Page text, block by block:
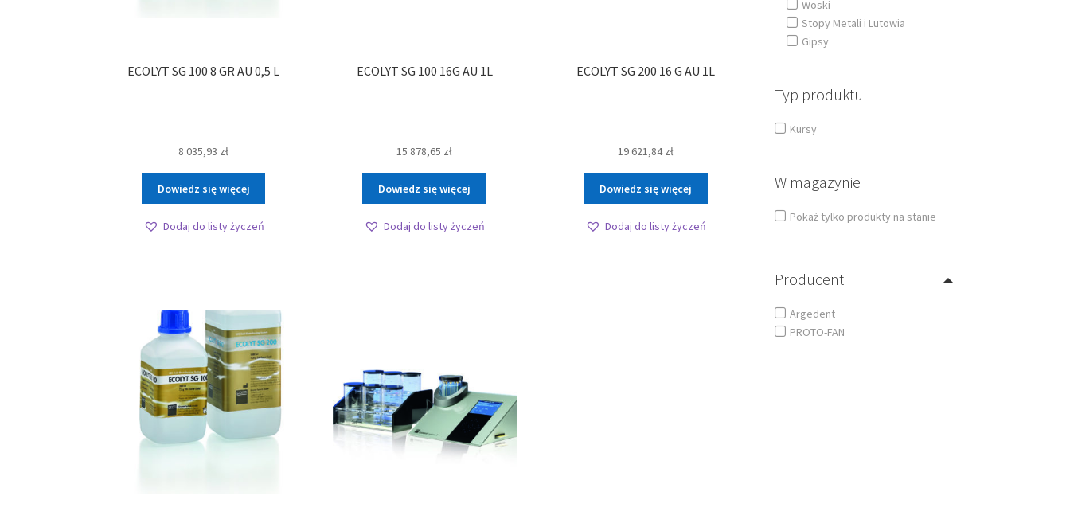
ECOLYT SG 100 8 GR AU 0,5 L
8 035,93 zł
Dowiedz się więcej
Dodaj do listy życzeń
ECOLYT SG 100 16G AU 1L
15 878,65 zł
Dowiedz się więcej
Dodaj do listy życzeń
ECOLYT SG 200 16 G AU 1L
19 621,84zł
Dowiedz się więcej
Dodaj do listy życzeń
Woski
Stopy Metali i Lutowia
Gipsy
Typ produktu
Kursy
W magazynie
Pokaż tylko produkty na stanie
Producent
Argedent
PROTO-FAN